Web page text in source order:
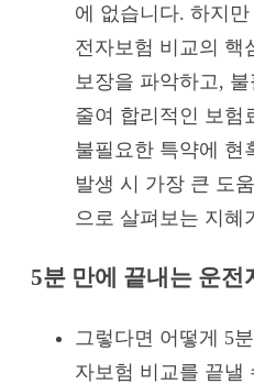
에 없습니다. 하지
전자보험 비교의 핵
보장을 파악하고,
줄여 합리적인 보험
불필요한 특약에 현
발생 시 가장 큰 도
으로 살펴보는 지혜
5분 만에 끝내는 운전
그렇다면 어떻게 5
자보험 비교를 끝낼